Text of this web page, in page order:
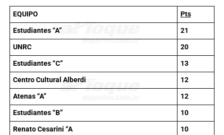
EQUIPO
Pts
Estudiantes “A”
21
UNRC
20
Estudiantes “C”
13
Centro Cultural Alberdi
12
Atenas “A”
12
Estudiantes “B”
10
Renato Cesarini “A
10